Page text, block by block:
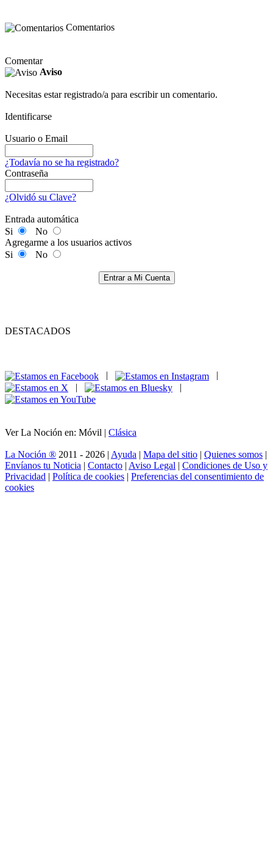
Comentarios
Comentar
Aviso
Necesitas estar registrado/a para escribir un comentario.
Identificarse
Usuario o Email
¿Todavía no se ha registrado?
Contraseña
¿Olvidó su Clave?
Entrada automática
Si
No
Agregarme a los usuarios activos
Si
No
Entrar a Mi Cuenta
DESTACADOS
|
|
Ver La Noción en: Móvil | Clásica
La Noción ® 2011 - 2026 | Ayuda | Mapa del sitio | Quienes somos |
Envíanos tu Noticia | Contacto | Aviso Legal | Condiciones de Uso y
Privacidad | Política de cookies | Preferencias del consentimiento de
cookies